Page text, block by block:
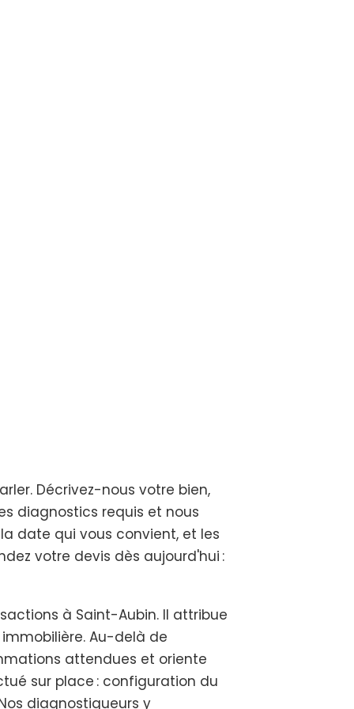
Décrivez-nous votre bien,
diagnostics requis et nous
date qui vous convient, et les
votre devis dès aujourd'hui :
à Saint-Aubin. Il attribue
Au-delà de
attendues et oriente
sur place : configuration du
diagnostiqueurs y